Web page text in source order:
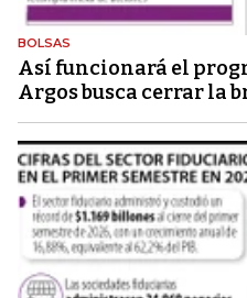
BOLSAS
Así funcionará el
Argos busca cerrar la